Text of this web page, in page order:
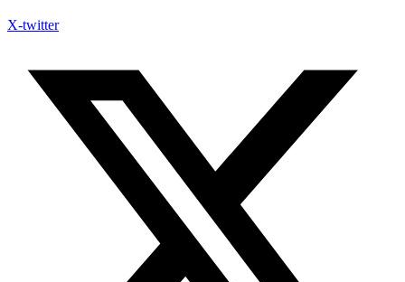
X-twitter